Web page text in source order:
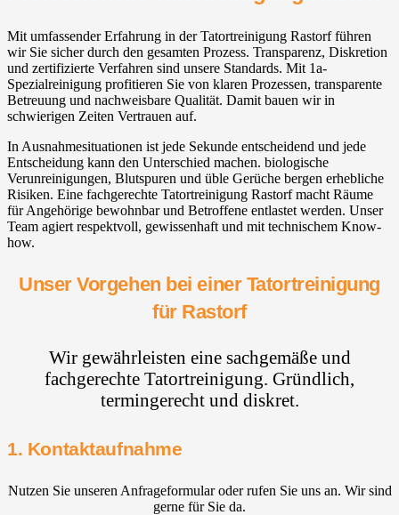
Mit umfassender Erfahrung in der Tatortreinigung Rastorf führen
wir Sie sicher durch den gesamten Prozess. Transparenz, Diskretion
und zertifizierte Verfahren sind unsere Standards. Mit 1a-
Spezialreinigung profitieren Sie von klaren Prozessen, transparente
Betreuung und nachweisbare Qualität. Damit bauen wir in
schwierigen Zeiten Vertrauen auf.
In Ausnahmesituationen ist jede Sekunde entscheidend und jede
Entscheidung kann den Unterschied machen. biologische
Verunreinigungen, Blutspuren und üble Gerüche bergen erhebliche
Risiken. Eine fachgerechte Tatortreinigung Rastorf macht Räume
für Angehörige bewohnbar und Betroffene entlastet werden. Unser
Team agiert respektvoll, gewissenhaft und mit technischem Know-
how.
Unser Vorgehen bei einer Tatortreinigung
für Rastorf
Wir gewährleisten eine sachgemäße und
fachgerechte Tatortreinigung. Gründlich,
termingerecht und diskret.
1. Kontaktaufnahme
Nutzen Sie unseren Anfrageformular oder rufen Sie uns an. Wir sind
gerne für Sie da.